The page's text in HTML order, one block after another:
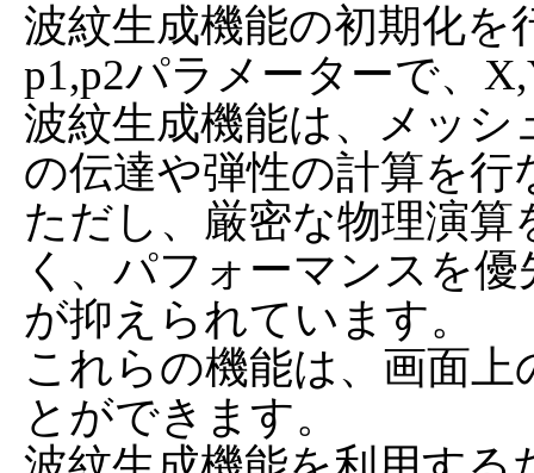
波紋生成機能の初期化を
p1,p2パラメーターで、
波紋生成機能は、メッ
の伝達や弾性の計算を行
ただし、厳密な物理演
く、パフォーマンスを
が抑えられています。
これらの機能は、画面
とができます。